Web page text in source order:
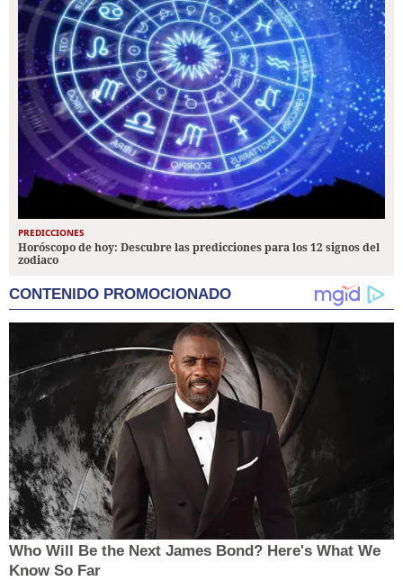
PREDICCIONES
Horóscopo de hoy: Descubre las predicciones para los 12 signos del
zodiaco
CONTENIDO PROMOCIONADO
Who Will Be the Next James Bond? Here's What We
Know So Far